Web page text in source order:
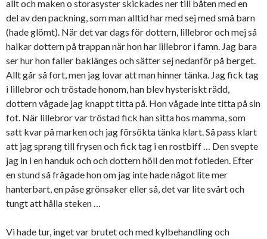
allt och maken o storasyster skickades ner till båten med en
del av den packning, som man alltid har med sej med små barn
(hade glömt). När det var dags för dottern, lillebror och mej så
halkar dottern på trappan när hon har lillebror i famn. Jag bara
ser hur hon faller baklänges och sätter sej nedanför på berget.
Allt går så fort, men jag lovar att man hinner tänka. Jag fick tag
i lillebror och tröstade honom, han blev hysteriskt rädd,
dottern vågade jag knappt titta på. Hon vågade inte titta på sin
fot. När lillebror var tröstad fick han sitta hos mamma, som
satt kvar på marken och jag försökta tänka klart. Så pass klart
att jag sprang till frysen och fick tag i en rostbiff … Den svepte
jag in i en handuk och och dottern höll den mot fotleden. Efter
en stund så frågade hon om jag inte hade något lite mer
hanterbart, en påse grönsaker eller så, det var lite svårt och
tungt att hålla steken …
Vi hade tur, inget var brutet och med kylbehandling och